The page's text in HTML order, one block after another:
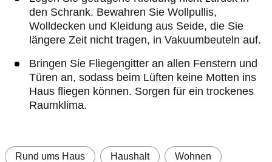
den Schrank. Bewahren Sie Wollpullis,
Wolldecken und Kleidung aus Seide, die Sie
längere Zeit nicht tragen, in Vakuumbeuteln auf.
Bringen Sie Fliegengitter an allen Fenstern und
Türen an, sodass beim Lüften keine Motten ins
Haus fliegen können. Sorgen für ein trockenes
Raumklima.
Rund ums Haus Haushalt Wohnen